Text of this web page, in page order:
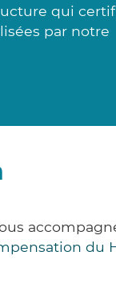
qui
par notre
du